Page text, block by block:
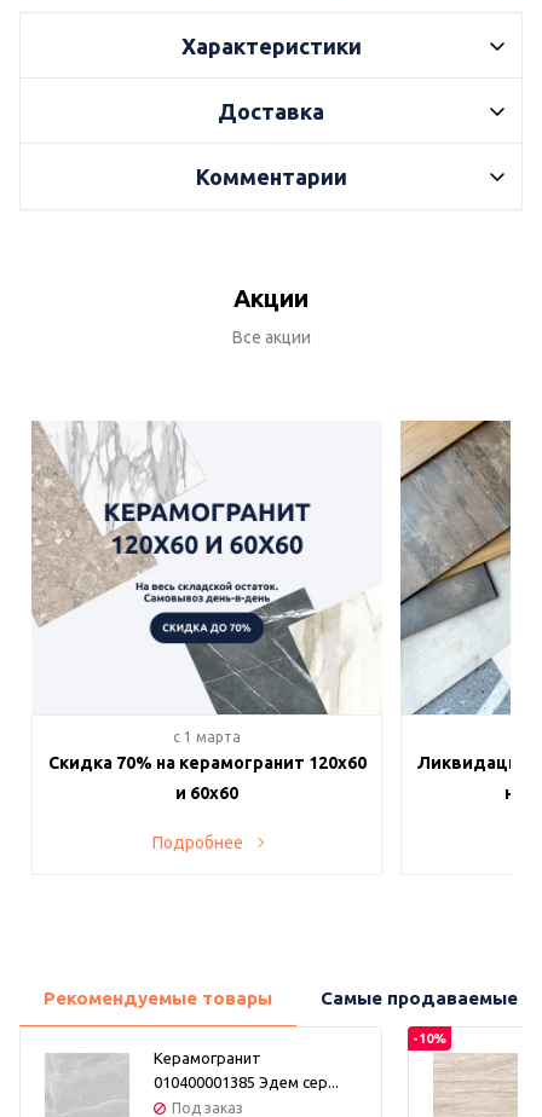
Характеристики
Доставка
Комментарии
Акции
Все акции
c 1 марта
Скидка 70% на керамогранит 120х60
и 60х60
Подробнее
Ликвидация
на
Рекомендуемые товары Самые продаваемые
Керамогранит
010400001385 Эдем сер...
Под заказ
-10%